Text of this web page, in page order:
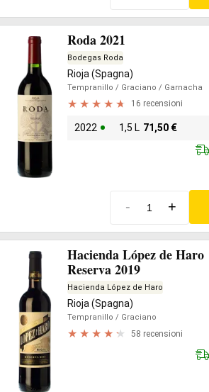
Roda 2021
Bodegas Roda
Rioja (Spagna)
Tempranillo / Graciano / Garnacha
16 recensioni
2022 1,5 L 71,50 €
- +
Hacienda López de Haro
Reserva 2019
Hacienda López de Haro
Rioja (Spagna)
Tempranillo / Graciano
58 recensioni